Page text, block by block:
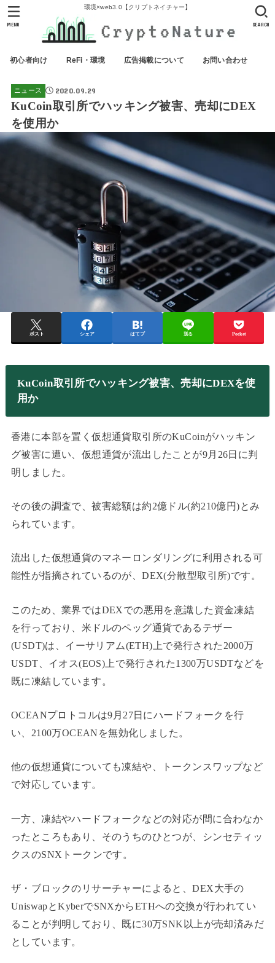
環境×web3.0【クリプトネイチャー】
初心者向け ReFi・環境 広告掲載について お問い合わせ
SEARCH
MENU
ニュース 2020.09.29
KuCoin取引所でハッキング被害、売却にDEX
を使用か
ポスト シェア はてブ 送る Pocket
KuCoin取引所でハッキング被害、売却にDEXを使
用か
香港に本部を置く仮想通貨取引所のKuCoinがハッキン
グ被害に遭い、仮想通貨が流出したことが9月26日に判
明しました。
その後の調査で、被害総額は約2億ドル(約210億円)とみ
られています。
流出した仮想通貨のマネーロンダリングに利用される可
能性が指摘されているのが、DEX(分散型取引所)です。
このため、業界ではDEXでの悪用を意識した資金凍結
を行っており、米ドルのペッグ通貨であるテザー
(USDT)は、イーサリアム(ETH)上で発行された2000万
USDT、イオス(EOS)上で発行された1300万USDTなどを
既に凍結しています。
OCEANプロトコルは9月27日にハードフォークを行
い、2100万OCEANを無効化しました。
他の仮想通貨についても凍結や、トークンスワップなど
で対応しています。
一方、凍結やハードフォークなどの対応が間に合わなか
ったところもあり、そのうちのひとつが、シンセティッ
クスのSNXトークンです。
ザ・ブロックのリサーチャーによると、DEX大手の
UniswapとKyberでSNXからETHへの交換が行われてい
ることが判明しており、既に30万SNK以上が売却済みだ
としています。